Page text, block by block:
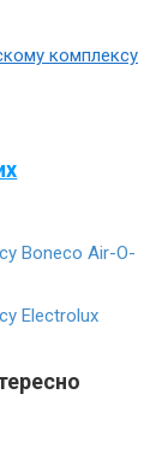
комплексу
Boneco Air-O-
Electrolux